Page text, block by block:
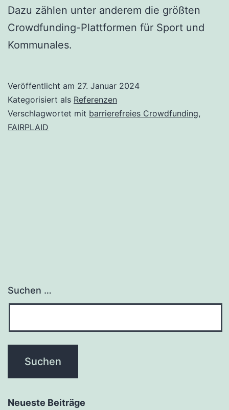
Dazu zählen unter anderem die größten
Crowdfunding-Plattformen für Sport und
Kommunales.
Veröffentlicht am 27. Januar 2024
Kategorisiert als Referenzen
Verschlagwortet mit barrierefreies Crowdfunding,
FAIRPLAID
Suchen …
Neueste Beiträge